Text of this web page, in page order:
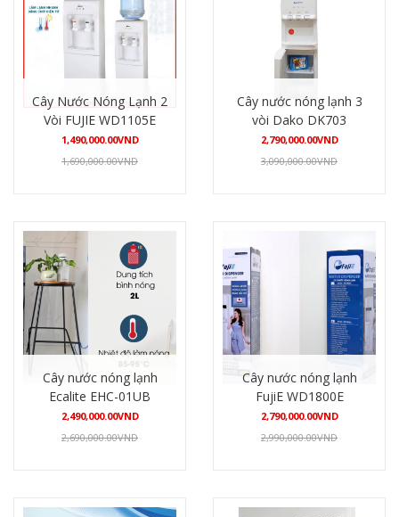
Cây Nước Nóng Lạnh 2
Vòi FUJIE WD1105E
1,490,000.00VND
1,690,000.00VND
Cây nước nóng lạnh 3
vòi Dako DK703
2,790,000.00VND
3,090,000.00VND
Cây nước nóng lạnh
Ecalite EHC-01UB
2,490,000.00VND
2,690,000.00VND
Cây nước nóng lạnh
FujiE WD1800E
2,790,000.00VND
2,990,000.00VND